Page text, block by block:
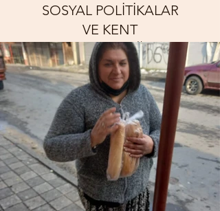
SOSYAL POLİTİKALAR
VE KENT
YOKSULLUĞU
KOMİSYONU
Sessizliğin Sesi Olmak İçin
Çalışıyoruz